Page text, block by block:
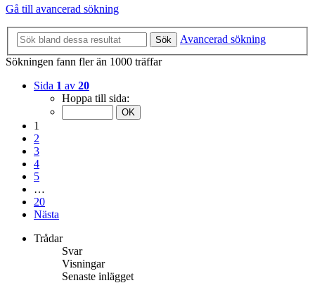
Gå till avancerad sökning
Sök
Avancerad sökning
Sökningen fann fler än 1000 träffar
Sida 1 av 20
Hoppa till sida:
1
2
3
4
5
…
20
Nästa
Trådar
Svar
Visningar
Senaste inlägget